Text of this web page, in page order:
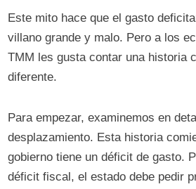
Este mito hace que el gasto
villano grande y malo. Pero a los
TMM les gusta contar una historia
diferente.
Para empezar, examinemos en
desplazamiento. Esta historia
gobierno tiene un déficit de gasto.
déficit fiscal, el estado debe pedir